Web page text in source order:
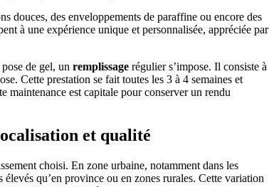
douces, des enveloppements de paraffine ou encore des
à une expérience unique et personnalisée, appréciée par
de gel, un remplissage régulier s’impose. Il consiste à
Cette prestation se fait toutes les 3 à 4 semaines et
maintenance est capitale pour conserver un rendu
et qualité
choisi. En zone urbaine, notamment dans les
qu’en province ou en zones rurales. Cette variation